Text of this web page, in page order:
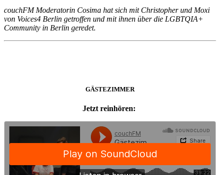
couchFM Moderatorin Cosima hat sich mit Christopher und Moxi
von Voices4 Berlin getroffen und mit ihnen über die LGBTQIA+
Community in Berlin geredet.
GÄSTEZIMMER
Jetzt reinhören: